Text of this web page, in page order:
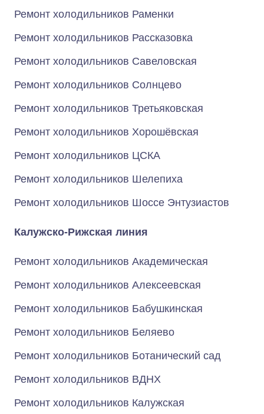
Ремонт холодильников Раменки
Ремонт холодильников Рассказовка
Ремонт холодильников Савеловская
Ремонт холодильников Солнцево
Ремонт холодильников Третьяковская
Ремонт холодильников Хорошёвская
Ремонт холодильников ЦСКА
Ремонт холодильников Шелепиха
Ремонт холодильников Шоссе Энтузиастов
Калужско-Рижская линия
Ремонт холодильников Академическая
Ремонт холодильников Алексеевская
Ремонт холодильников Бабушкинская
Ремонт холодильников Беляево
Ремонт холодильников Ботанический сад
Ремонт холодильников ВДНХ
Ремонт холодильников Калужская